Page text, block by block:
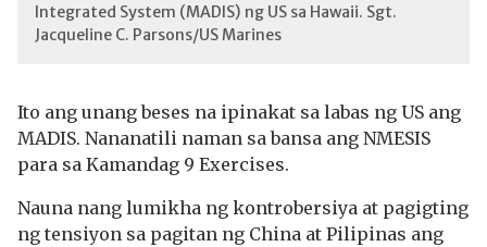
Integrated System (MADIS) ng US sa Hawaii. Sgt.
Jacqueline C. Parsons/US Marines
Ito ang unang beses na ipinakat sa labas ng US ang
MADIS. Nananatili naman sa bansa ang NMESIS
para sa Kamandag 9 Exercises.
Nauna nang lumikha ng kontrobersiya at pagigting
ng tensiyon sa pagitan ng China at Pilipinas ang